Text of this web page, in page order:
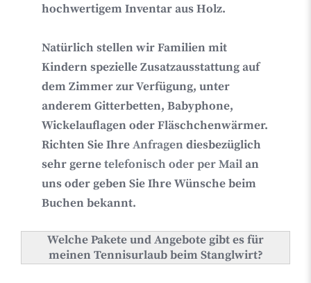
hochwertigem Inventar aus Holz.
Natürlich stellen wirFamilien mit
Kindern spezielle Zusatzausstattung auf
dem Zimmerzur Verfügung, unter
anderem Gitterbetten, Babyphone,
Wickelauflagen oder Fläschchenwärmer.
Richten Sie IhreAnfragendiesbezüglich
sehr gernetelefonisch oder per Mailan
uns oder geben Sie Ihre Wünsche beim
Buchen bekannt.
Welche Pakete und Angebote gibt es für
meinen Tennisurlaub beim Stanglwirt?